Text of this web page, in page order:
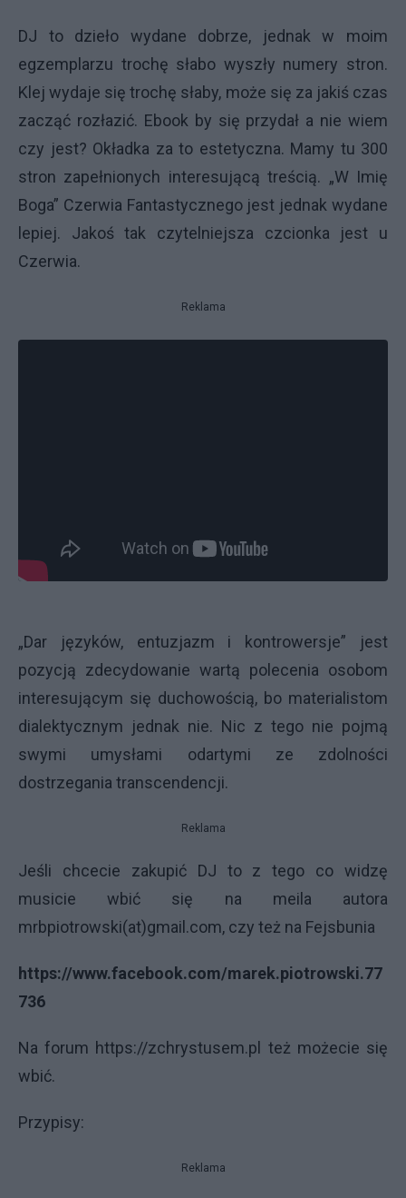
DJ to dzieło wydane dobrze, jednak w moim
egzemplarzu trochę słabo wyszły numery stron.
Klej wydaje się trochę słaby, może się za jakiś czas
zacząć rozłazić. Ebook by się przydał a nie wiem
czy jest? Okładka za to estetyczna. Mamy tu 300
stron zapełnionych interesującą treścią. „W Imię
Boga” Czerwia Fantastycznego jest jednak wydane
lepiej. Jakoś tak czytelniejsza czcionka jest u
Czerwia.
Reklama
„Dar języków, entuzjazm i kontrowersje” jest
pozycją zdecydowanie wartą polecenia osobom
interesującym się duchowością, bo materialistom
dialektycznym jednak nie. Nic z tego nie pojmą
swymi umysłami odartymi ze zdolności
dostrzegania transcendencji.
Reklama
Jeśli chcecie zakupić DJ to z tego co widzę
musicie wbić się na meila autora
mrbpiotrowski(at)gmail.com, czy też na Fejsbunia
https://www.facebook.com/marek.piotrowski.77
736
Na forum https://zchrystusem.pl też możecie się
wbić.
Przypisy:
Reklama